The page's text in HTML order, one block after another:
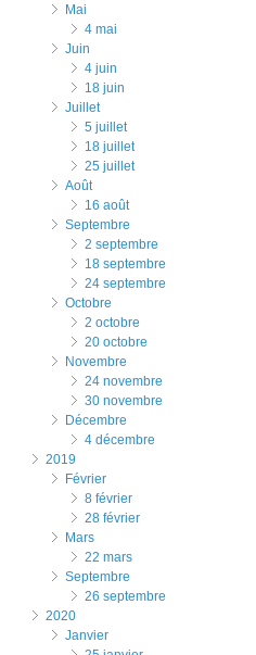
mai
4 mai
juin
4 juin
18 juin
juillet
5 juillet
18 juillet
25 juillet
août
16 août
septembre
2 septembre
18 septembre
24 septembre
octobre
2 octobre
20 octobre
novembre
24 novembre
30 novembre
décembre
4 décembre
2019
février
8 février
28 février
mars
22 mars
septembre
26 septembre
2020
janvier